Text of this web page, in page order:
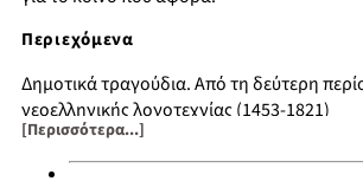
Περιεχόμενα
Δημοτικά τραγούδια. Από τη δεύτερη
νεοελληνικής λογοτεχνίας (1453-1821)
Νεοελληνικός Διαφωτισμός. Από την
νεοελληνικής λογοτεχνίας (1453-1821)
[Περισσότερα...]